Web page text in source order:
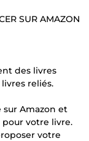
SUR AMAZON
des livres
reliés.
sur Amazon et
votre livre.
votre